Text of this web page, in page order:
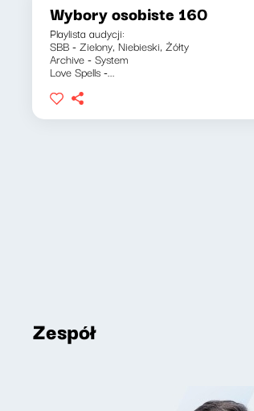
Wybory osobiste 160
Playlista audycji:
SBB - Zielony, Niebieski, Żółty
Archive - System
Love Spells -...
Zespół